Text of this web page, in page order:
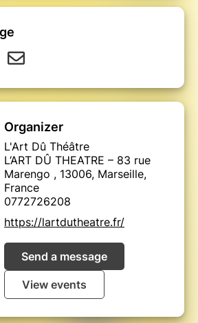
Organizer
L'Art Dû Théâtre
L‘ART DÛ THEATRE – 83 rue
Marengo , 13006, Marseille,
France
0772726208
https://lartdutheatre.fr/
Send a message
View events